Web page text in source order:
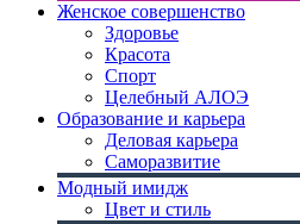
Женское совершенство
Здоровье
Красота
Спорт
Целебный АЛОЭ
Образование и карьера
Деловая карьера
Саморазвитие
Модный имидж
Цвет и стиль